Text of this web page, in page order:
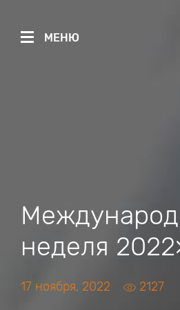
МЕНЮ
неделя
17 ноября, 2022 2127